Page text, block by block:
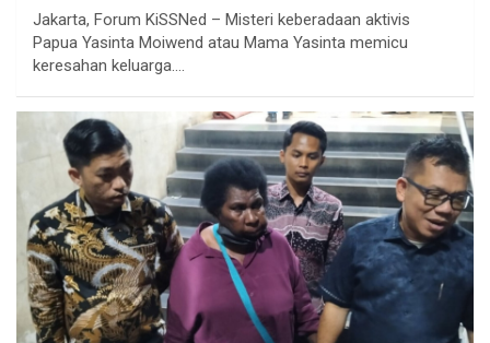
Jakarta, Forum KiSSNed – Misteri keberadaan aktivis
Papua Yasinta Moiwend atau Mama Yasinta memicu
keresahan keluarga.…